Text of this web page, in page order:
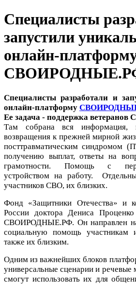
Специалисты
запустили
онлайн-
Специалисты разработали и
онлайн-платформу
Ее задача - поддержка ветеранов
Там собрана вся информация,
возвращения к прежней мирной
посттравматическим синдромом
получению выплат, ответы на
грамотности. Помощь с
устройством на работу.
участников СВО, их близких.
Фонд «Защитники Отечества» и
России доктора Дениса
СВОИРОДНЫЕ.РФ. Он направлен
социальную помощь
также их близким.
Одним из важнейших блоков
универсальные сценарии и речевые
смогут использовать их для